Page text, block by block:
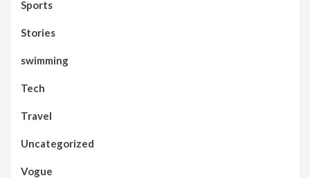
Sports
Stories
swimming
Tech
Travel
Uncategorized
Vogue